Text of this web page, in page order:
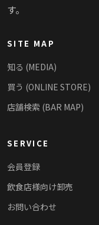
す。
SITE MAP
知る (MEDIA)
買う (ONLINE STORE)
店舗検索 (BAR MAP)
SERVICE
会員登録
飲食店様向け卸売
お問い合わせ